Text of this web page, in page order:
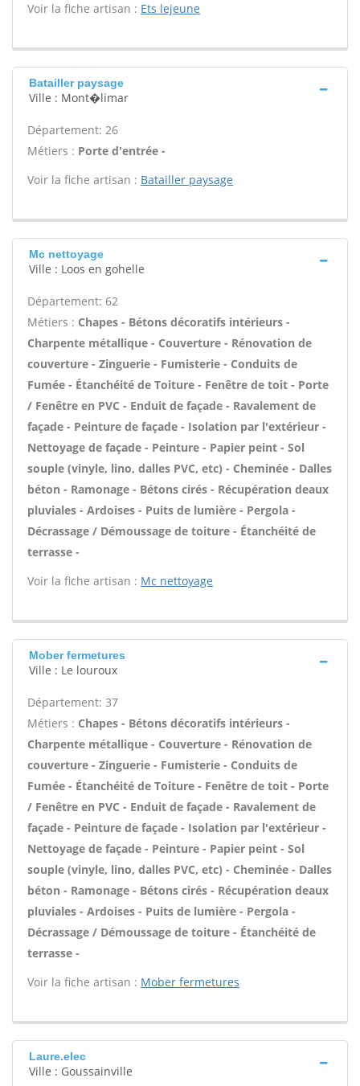
Voir la fiche artisan : Ets lejeune
Batailler paysage
Ville : Mont�limar
Département: 26
Métiers : Porte d'entrée -
Voir la fiche artisan : Batailler paysage
Mc nettoyage
Ville : Loos en gohelle
Département: 62
Métiers : Chapes - Bétons décoratifs intérieurs -
Charpente métallique - Couverture - Rénovation de
couverture - Zinguerie - Fumisterie - Conduits de
Fumée - Étanchéité de Toiture - Fenêtre de toit - Porte
/ Fenêtre en PVC - Enduit de façade - Ravalement de
façade - Peinture de façade - Isolation par l'extérieur -
Nettoyage de façade - Peinture - Papier peint - Sol
souple (vinyle, lino, dalles PVC, etc) - Cheminée - Dalles
béton - Ramonage - Bétons cirés - Récupération deaux
pluviales - Ardoises - Puits de lumière - Pergola -
Décrassage / Démoussage de toiture - Étanchéité de
terrasse -
Voir la fiche artisan : Mc nettoyage
Mober fermetures
Ville : Le louroux
Département: 37
Métiers : Chapes - Bétons décoratifs intérieurs -
Charpente métallique - Couverture - Rénovation de
couverture - Zinguerie - Fumisterie - Conduits de
Fumée - Étanchéité de Toiture - Fenêtre de toit - Porte
/ Fenêtre en PVC - Enduit de façade - Ravalement de
façade - Peinture de façade - Isolation par l'extérieur -
Nettoyage de façade - Peinture - Papier peint - Sol
souple (vinyle, lino, dalles PVC, etc) - Cheminée - Dalles
béton - Ramonage - Bétons cirés - Récupération deaux
pluviales - Ardoises - Puits de lumière - Pergola -
Décrassage / Démoussage de toiture - Étanchéité de
terrasse -
Voir la fiche artisan : Mober fermetures
Laure.elec
Ville : Goussainville